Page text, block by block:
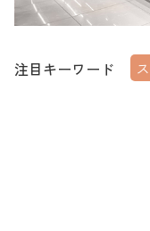
注目キーワード